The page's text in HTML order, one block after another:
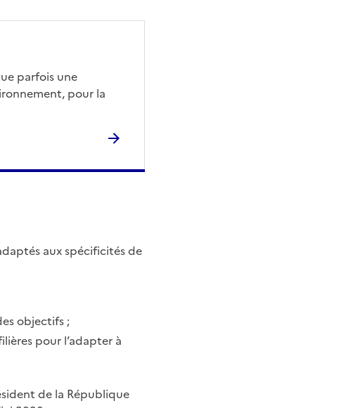
parfois une
pour la
aux spécificités de
objectifs ;
pour l’adapter à
de la République